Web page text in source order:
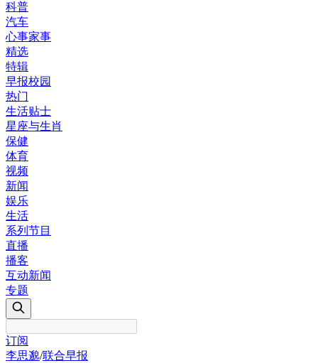
科普
汽车
心事家事
精选
特辑
早报校园
热门
生活贴士
星座与生肖
保健
体育
视频
新闻
娱乐
生活
系列节目
直播
播客
互动新闻
专题
订阅
李思邈/联合早报